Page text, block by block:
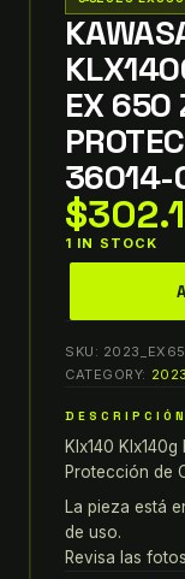
EX 650
$
1 IN STOCK
klx140l
EX
650
z650
TAPA
DE
PROTECCIÓN
SKU:
CATEGORY:
DESCRIPCIÓN
Klx140
Protección de
La pieza está
de uso.
Revisa las